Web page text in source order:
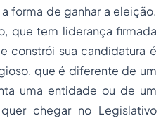
forma de ganhar a eleição.
que tem liderança firmada
constrói sua candidatura é
que é diferente de um
uma entidade ou de um
chegar no Legislativo